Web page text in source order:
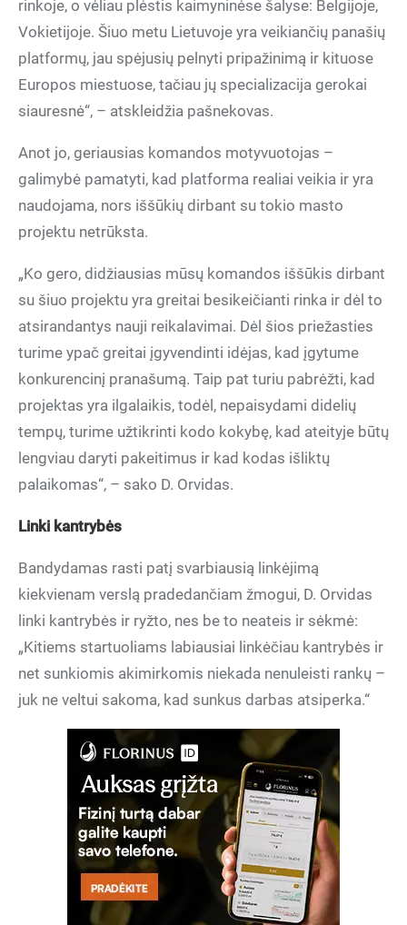
rinkoje, o vėliau plėstis kaimyninėse šalyse: Belgijoje,
Vokietijoje. Šiuo metu Lietuvoje yra veikiančių panašių
platformų, jau spėjusių pelnyti pripažinimą ir kituose
Europos miestuose, tačiau jų specializacija gerokai
siauresnė“, – atskleidžia pašnekovas.
Anot jo, geriausias komandos motyvuotojas –
galimybė pamatyti, kad platforma realiai veikia ir yra
naudojama, nors iššūkių dirbant su tokio masto
projektu netrūksta.
„Ko gero, didžiausias mūsų komandos iššūkis dirbant
su šiuo projektu yra greitai besikeičianti rinka ir dėl to
atsirandantys nauji reikalavimai. Dėl šios priežasties
turime ypač greitai įgyvendinti idėjas, kad įgytume
konkurencinį pranašumą. Taip pat turiu pabrėžti, kad
projektas yra ilgalaikis, todėl, nepaisydami didelių
tempų, turime užtikrinti kodo kokybę, kad ateityje būtų
lengviau daryti pakeitimus ir kad kodas išliktų
palaikomas“, – sako D. Orvidas.
Linki kantrybės
Bandydamas rasti patį svarbiausią linkėjimą
kiekvienam verslą pradedančiam žmogui, D. Orvidas
linki kantrybės ir ryžto, nes be to neateis ir sėkmė:
„Kitiems startuoliams labiausiai linkėčiau kantrybės ir
net sunkiomis akimirkomis niekada nenuleisti rankų –
juk ne veltui sakoma, kad sunkus darbas atsiperka.“